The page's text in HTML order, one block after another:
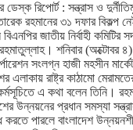
রিপোর্ট : সন্ত্রাস ও
রহমানের ৩১ দফার বিকল্প
জাতীয় নির্বাহী
শনিবার (অক্টোবর
সংলগ্ন হাজী মহসীন
এলাকায় রাষ্ট্র কাঠামো
এ কথা বলেন তিনি।
উন্নয়নের প্রধান সমস্যা
করতে পারলে বাংলাদেশ